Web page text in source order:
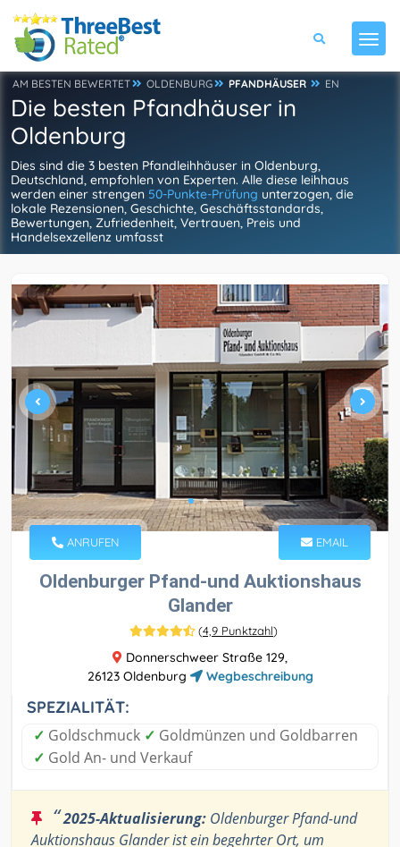
AM BESTEN BEWERTET OLDENBURG PFANDHÄUSER EN
Die besten Pfandhäuser in
Oldenburg
Dies sind die 3 besten Pfandleihhäuser in Oldenburg,
Deutschland, empfohlen von Experten. Alle diese leihhaus
werden einer strengen 50-Punkte-Prüfung unterzogen, die
lokale Rezensionen, Geschichte, Geschäftsstandards,
Bewertungen, Zufriedenheit, Vertrauen, Preis und
Handelsexzellenz umfasst
ANRUFEN EMAIL
Oldenburger Pfand-und Auktionshaus
Glander
(4,9 Punktzahl)
Donnerschweer Straße 129,
26123 Oldenburg
Wegbeschreibung
SPEZIALITÄT:
✓ Goldschmuck ✓ Goldmünzen und Goldbarren
✓ Gold An- und Verkauf
“2025-Aktualisierung: Oldenburger Pfand-und
Auktionshaus Glander ist ein begehrter Ort, um